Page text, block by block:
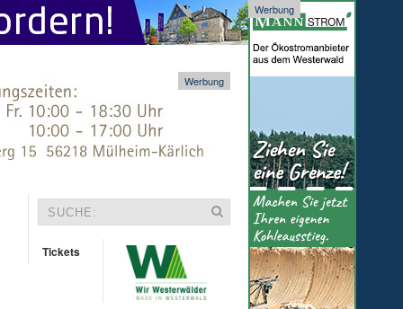
Werbung
Werbung
Tickets